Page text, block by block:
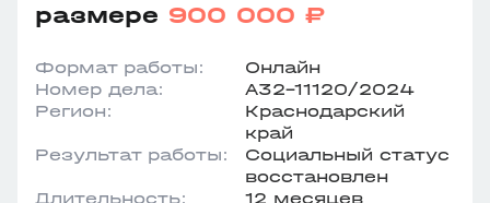
размере 900 000 ₽
Формат работы:
Онлайн
Номер дела:
А32-11120/2024
Регион:
Краснодарский
край
Результат работы:
Социальный статус
восстановлен
Длительность:
12 месяцев